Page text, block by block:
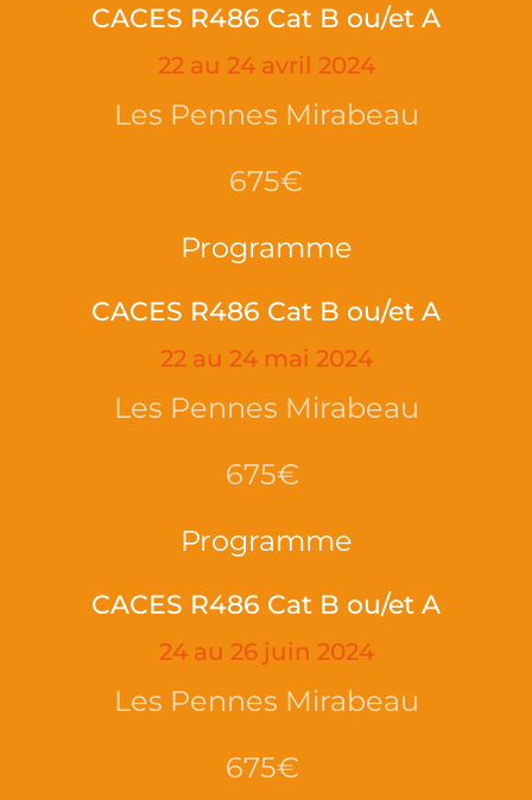
CACES R486 Cat B ou/et A
22 au 24 avril 2024
Les Pennes Mirabeau
675€
Programme
CACES R486 Cat B ou/et A
22 au 24 mai 2024
Les Pennes Mirabeau
675€
Programme
CACES R486 Cat B ou/et A
24 au 26 juin 2024
Les Pennes Mirabeau
675€